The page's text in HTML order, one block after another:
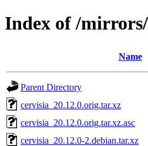
Index of /
Name
Parent Directory
cervisia_20.12.0.orig.tar.xz
cervisia_20.12.0.orig.tar.xz.asc
cervisia_20.12.0-2.debian.tar.xz